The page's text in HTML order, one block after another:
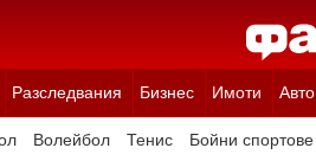
Разследвания Бизнес Имоти Авто
Волейбол Тенис Бойни спортове